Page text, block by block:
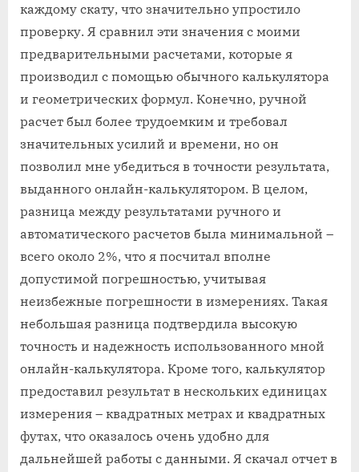
каждому скату, что значительно упростило
проверку. Я сравнил эти значения с моими
предварительными расчетами, которые я
производил с помощью обычного калькулятора
и геометрических формул. Конечно, ручной
расчет был более трудоемким и требовал
значительных усилий и времени, но он
позволил мне убедиться в точности результата,
выданного онлайн-калькулятором. В целом,
разница между результатами ручного и
автоматического расчетов была минимальной –
всего около 2%, что я посчитал вполне
допустимой погрешностью, учитывая
неизбежные погрешности в измерениях. Такая
небольшая разница подтвердила высокую
точность и надежность использованного мной
онлайн-калькулятора. Кроме того, калькулятор
предоставил результат в нескольких единицах
измерения – квадратных метрах и квадратных
футах, что оказалось очень удобно для
дальнейшей работы с данными. Я скачал отчет в